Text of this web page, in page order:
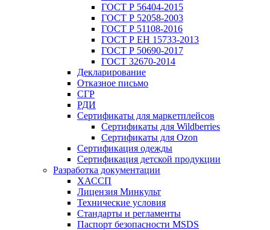
ГОСТ Р 56404-2015
ГОСТ Р 52058-2003
ГОСТ Р 51108-2016
ГОСТ Р ЕН 15733-2013
ГОСТ Р 50690-2017
ГОСТ 32670-2014
Декларирование
Отказное письмо
СГР
РДИ
Сертификаты для маркетплейсов
Сертификаты для Wildberries
Сертификаты для Ozon
Сертификация одежды
Сертификация детской продукции
Разработка документации
ХАССП
Лицензия Минкульт
Технические условия
Стандарты и регламенты
Паспорт безопасности MSDS